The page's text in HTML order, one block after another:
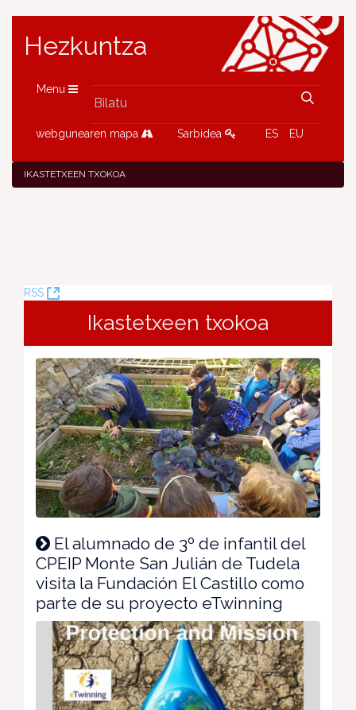
Hezkuntza
Menu
webgunearen mapa Sarbidea ES EU
IKASTETXEEN TXOKOA
RSS
(Leiho
Ikastetxeen txokoa
El alumnado de 3º de infantil del
CPEIP Monte San Julián de Tudela
visita la Fundación El Castillo como
parte de su proyecto eTwinning